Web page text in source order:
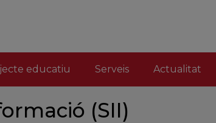
educatiu Serveis Actualitat
(SII)